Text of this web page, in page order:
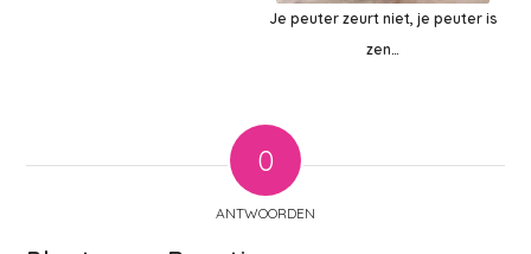
Je peuter zeurt niet, je peuter is
zen…
0
ANTWOORDEN